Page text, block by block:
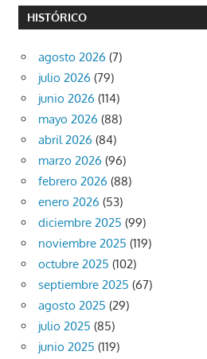
HISTÓRICO
agosto 2026 (7)
julio 2026 (79)
junio 2026 (114)
mayo 2026 (88)
abril 2026 (84)
marzo 2026 (96)
febrero 2026 (88)
enero 2026 (53)
diciembre 2025 (99)
noviembre 2025 (119)
octubre 2025 (102)
septiembre 2025 (67)
agosto 2025 (29)
julio 2025 (85)
junio 2025 (119)